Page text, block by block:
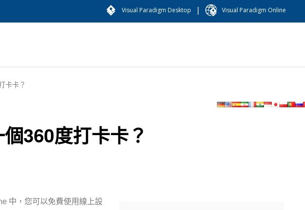
Visual Paradigm Desktop | Visual Paradigm Online
卡卡？
360度打卡卡？
中，您可以免費使用線上設